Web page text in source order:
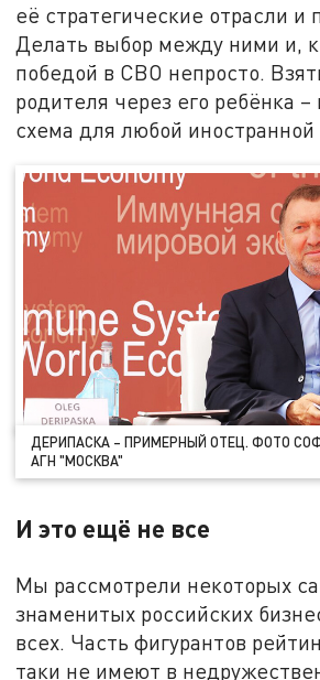
её стратегические отрасли и
Делать выбор между ними и, к
победой в СВО непросто.
родителя через его ребёнка –
схема для любой
ДЕРИПАСКА – ПРИМЕРНЫЙ ОТЕЦ. ФОТО
АГН "МОСКВА"
И это ещё не все
Мы рассмотрели некоторых
знаменитых российских
всех. Часть фигурантов
таки не имеют в